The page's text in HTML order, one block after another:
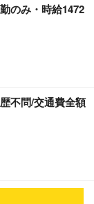
のみ・時給1472
不問/交通費全額